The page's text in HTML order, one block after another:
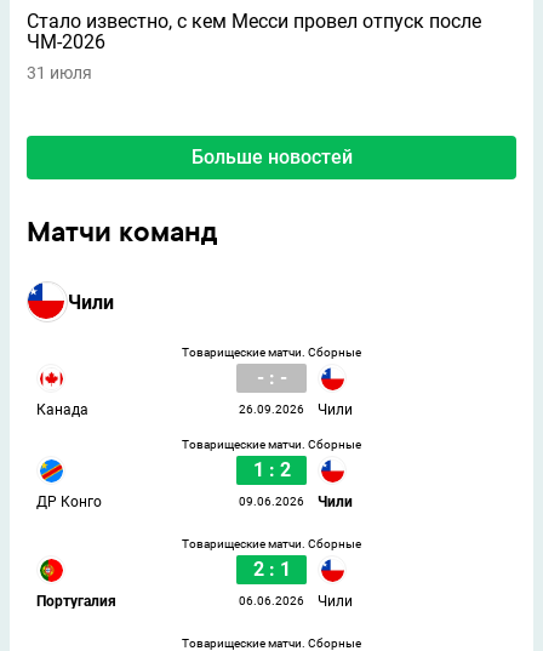
Матчи команд
Чили
Товарищеские матчи. Сборные
Канада
- : -
26.09.2026 Чили
Товарищеские матчи. Сборные
ДР Конго
1 : 2
09.06.2026 Чили
Товарищеские матчи. Сборные
Португалия
2 : 1
06.06.2026 Чили
Товарищеские матчи. Сборные
Стало известно, с кем Месси провел отпуск после
ЧМ-2026
31 июля
Больше новостей